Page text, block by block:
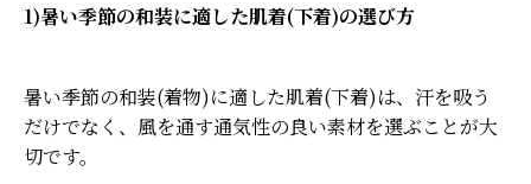
1)暑い季節の和装に適した肌着(下着)の選び方
暑い季節の和装(着物)に適した肌着(下着)は、汗を吸う
だけでなく、風を通す通気性の良い素材を選ぶことが大
切です。